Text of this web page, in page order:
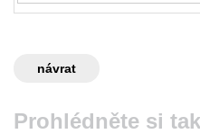
návrat
Prohlédněte si